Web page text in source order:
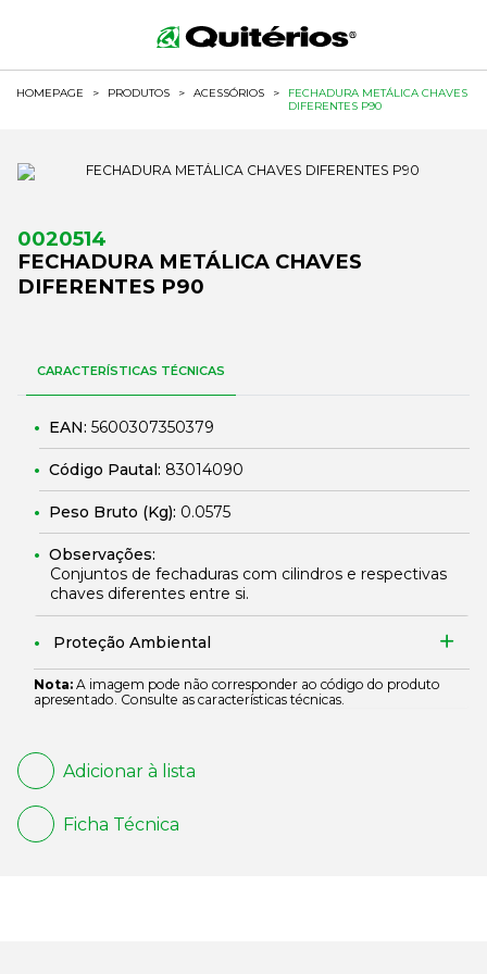
HOMEPAGE > PRODUTOS > ACESSÓRIOS >
FECHADURA METÁLICA CHAVES
DIFERENTES P90
0020514
FECHADURA METÁLICA CHAVES
DIFERENTES P90
CARACTERÍSTICAS TÉCNICAS
EAN: 5600307350379
Código Pautal: 83014090
Peso Bruto (Kg): 0.0575
Observações:
Conjuntos de fechaduras com cilindros e respectivas
chaves diferentes entre si.
Proteção Ambiental
Nota: A imagem pode não corresponder ao código do produto
apresentado. Consulte as características técnicas.
Adicionar à lista
Ficha Técnica